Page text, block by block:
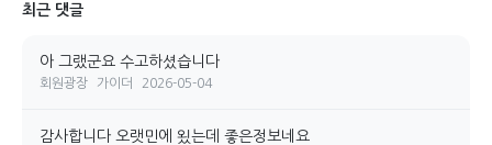
최근 댓글
아 그랬군요 수고하셨습니다
회원광장 가이더 2026-05-04
감사합니다 오랫민에 욌는데 좋은정보네요